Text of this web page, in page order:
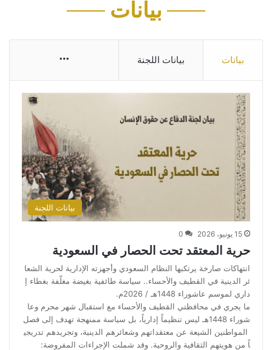
بيانات
بيانات بيانات اللجنة More
بيانات اللجنة
15 يونيو، 2026 0
حرية المعتقد تحت الحصار في السعودية
انتهاكات صارخة يرتكبها النظام السعودي وأجهزته الإدارية لحرية الشعا
ئر الدينية في القطيف والأحساء.. سياسة طائفية بغيضة مغلّفة بغطاء إ
داري لموسم عاشوراء 1448هـ / 2026م.
ما يجري في محافظتي القطيف والأحساء مع استقبال شهر محرم وعا
شوراء 1448هـ ليس تنظيماً إدارياً، بل سياسة ممنهجة تهدف إلى فصل
المواطنين الشيعة عن معتقداتهم وشعائرهم الدينية، وتجريدهم تدريجي
اً من هويتهم الثقافية والروحية. وقد شملت الإجراءات المفروضة: